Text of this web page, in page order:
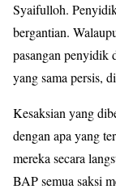
Syaifulloh.
bergantian.
pasangan penyidik
yang sama persis,
Kesaksian yang
dengan apa yang
mereka secara
BAP semua saksi